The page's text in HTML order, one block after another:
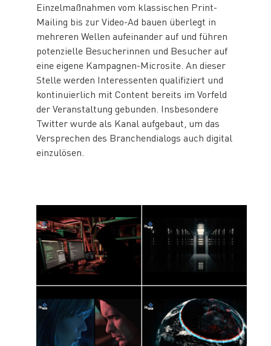
Einzelmaßnahmen vom klassischen Print-
Mailing bis zur Video-Ad bauen überlegt in
mehreren Wellen aufeinander auf und führen
potenzielle Besucherinnen und Besucher auf
eine eigene Kampagnen-Microsite. An dieser
Stelle werden Interessenten qualifiziert und
kontinuierlich mit Content bereits im Vorfeld
der Veranstaltung gebunden. Insbesondere
Twitter wurde als Kanal aufgebaut, um das
Versprechen des Branchendialogs auch digital
einzulösen.